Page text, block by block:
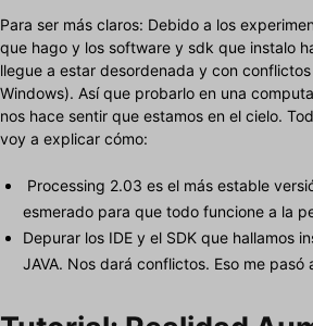
Para ser más claros: Debido a los
que hago y los software y sdk que instalo
llegue a estar desordenada y con
Windows). Así que probarlo en una
nos hace sentir que estamos en el cielo.
voy a explicar cómo:
Processing 2.03 es el más estable
esmerado para que todo funcione a la
Depurar los IDE y el SDK que hallamos
JAVA. Nos dará conflictos. Eso me pasó